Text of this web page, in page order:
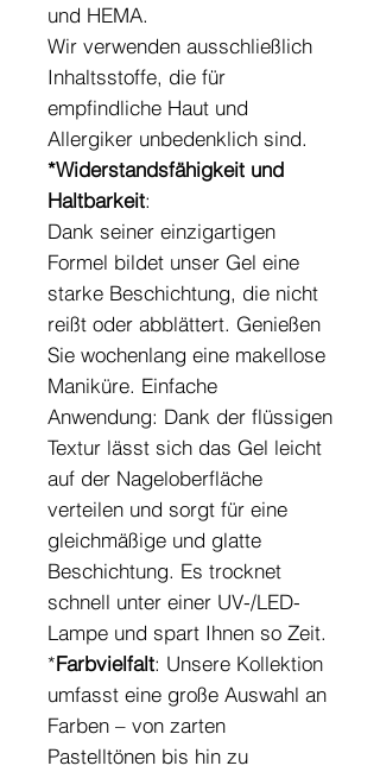
und HEMA.
Wir verwenden ausschließlich
Inhaltsstoffe, die für
empfindliche Haut und
Allergiker unbedenklich sind.
*Widerstandsfähigkeit und
Haltbarkeit:
Dank seiner einzigartigen
Formel bildet unser Gel eine
starke Beschichtung, die nicht
reißt oder abblättert. Genießen
Sie wochenlang eine makellose
Maniküre. Einfache
Anwendung: Dank der flüssigen
Textur lässt sich das Gel leicht
auf der Nageloberfläche
verteilen und sorgt für eine
gleichmäßige und glatte
Beschichtung. Es trocknet
schnell unter einer UV-/LED-
Lampe und spart Ihnen so Zeit.
*Farbvielfalt: Unsere Kollektion
umfasst eine große Auswahl an
Farben – von zarten
Pastelltönen bis hin zu